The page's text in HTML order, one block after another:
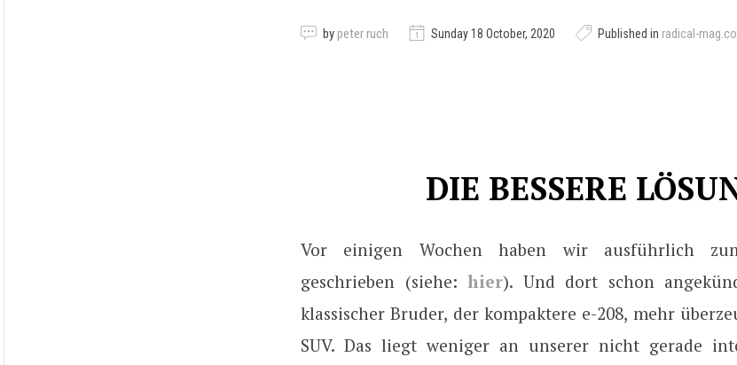
by peter ruch Sunday 18 October, 2020 Published in radical-
DIE BESSERE
Vor einigen Wochen haben wir ausführlich
geschrieben (siehe:hier). Und dort schon
klassischer Bruder, der kompaktere e-208, mehr
SUV. Das liegt weniger an unserer nicht gerade